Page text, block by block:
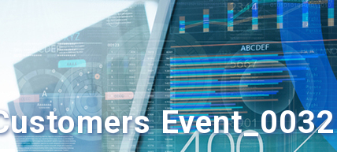
Event_0032